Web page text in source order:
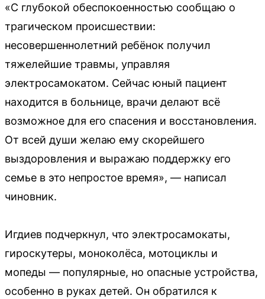
«С глубокой обеспокоенностью сообщаю о
трагическом происшествии:
несовершеннолетний ребёнок получил
тяжелейшие травмы, управляя
электросамокатом. Сейчас юный пациент
находится в больнице, врачи делают всё
возможное для его спасения и восстановления.
От всей души желаю ему скорейшего
выздоровления и выражаю поддержку его
семье в это непростое время», — написал
чиновник.
Игдиев подчеркнул, что электросамокаты,
гироскутеры, моноколёса, мотоциклы и
мопеды — популярные, но опасные устройства,
особенно в руках детей. Он обратился к